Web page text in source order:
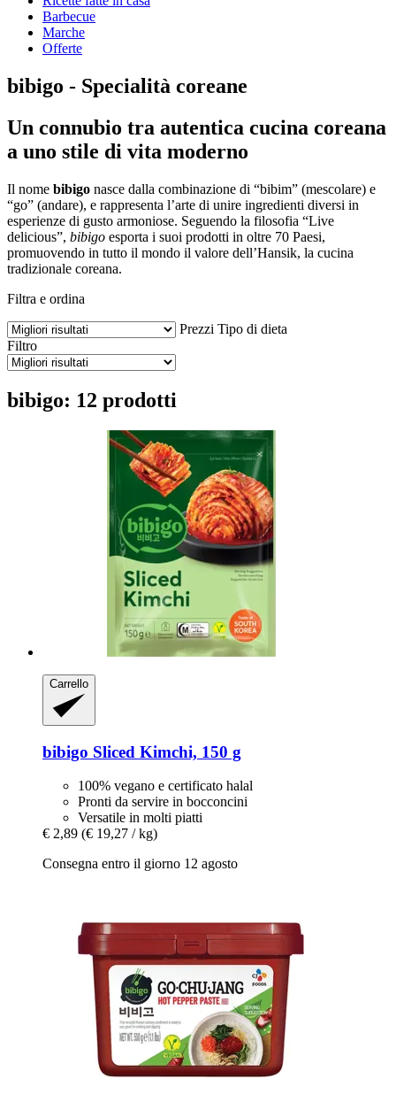
Barbecue
Marche
Offerte
bibigo - Specialità coreane
Un connubio tra autentica cucina coreana
a uno stile di vita moderno
Il nome bibigo nasce dalla combinazione di “bibim” (mescolare) e
“go” (andare), e rappresenta l’arte di unire ingredienti diversi in
esperienze di gusto armoniose. Seguendo la filosofia “Live
delicious”, bibigo esporta i suoi prodotti in oltre 70 Paesi,
promuovendo in tutto il mondo il valore dell’Hansik, la cucina
tradizionale coreana.
Filtra e ordina
Prezzi Tipo di dieta
Filtro
bibigo: 12 prodotti
Carrello
bibigo Sliced Kimchi, 150 g
100% vegano e certificato halal
Pronti da servire in bocconcini
Versatile in molti piatti
€ 2,89 (€ 19,27 / kg)
Consegna entro il giorno 12 agosto